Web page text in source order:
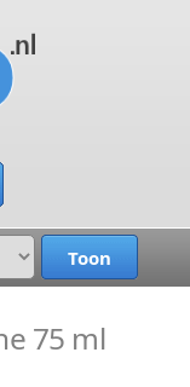
75 ml